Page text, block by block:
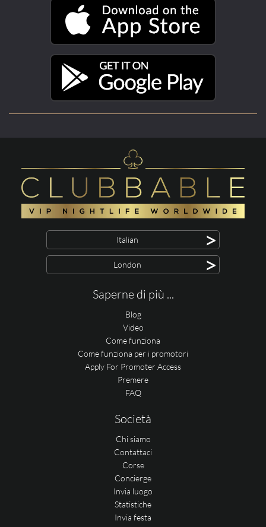
Italian >
London >
Saperne di più ...
Blog
Video
Come funziona
Come funziona per i promotori
Apply For Promoter Access
Premere
FAQ
Società
Chi siamo
Contattaci
Corse
Concierge
Invia luogo
Statistiche
Invia festa